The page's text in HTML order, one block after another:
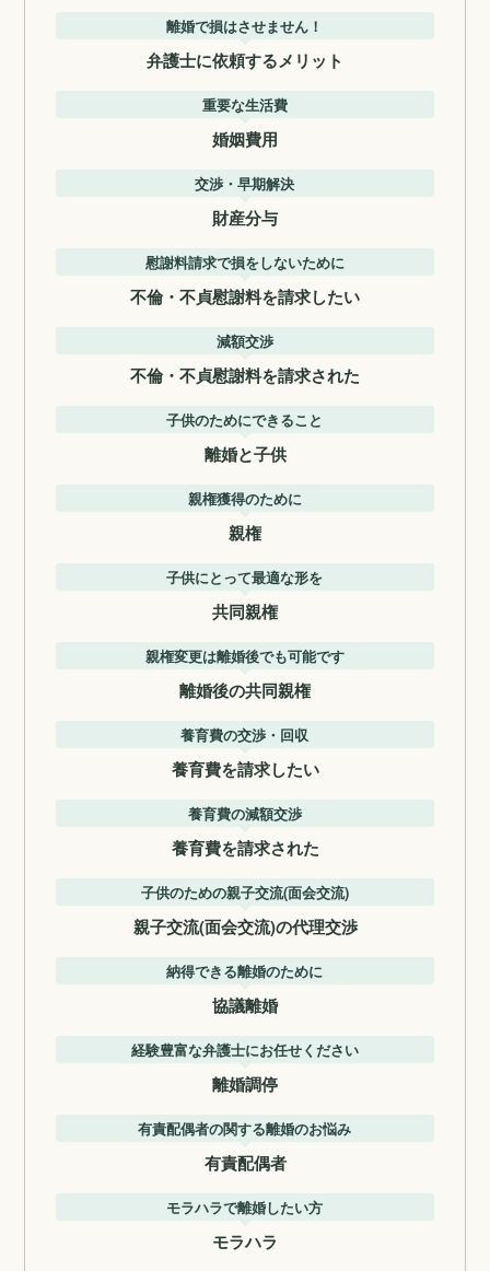
離婚で損はさせません！
弁護士に依頼するメリット
重要な生活費
婚姻費用
交渉・早期解決
財産分与
慰謝料請求で損をしないために
不倫・不貞慰謝料を請求したい
減額交渉
不倫・不貞慰謝料を請求された
子供のためにできること
離婚と子供
親権獲得のために
親権
子供にとって最適な形を
共同親権
親権変更は離婚後でも可能です
離婚後の共同親権
養育費の交渉・回収
養育費を請求したい
養育費の減額交渉
養育費を請求された
子供のための親子交流(面会交流)
親子交流(面会交流)の代理交渉
納得できる離婚のために
協議離婚
経験豊富な弁護士にお任せください
離婚調停
有責配偶者の関する離婚のお悩み
有責配偶者
モラハラで離婚したい方
モラハラ